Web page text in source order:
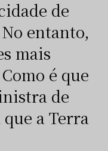
de
entanto,
mais
é que
de
a Terra